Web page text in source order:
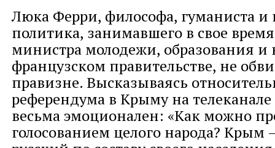
Люка Ферри, философа, гуманиста и
политика, занимавшего в свое
министра молодежи, образования и
французском правительстве, не
правизне. Высказываясь
референдума в Крыму на
весьма эмоционален: «Как можно
голосованием целого народа? Крым